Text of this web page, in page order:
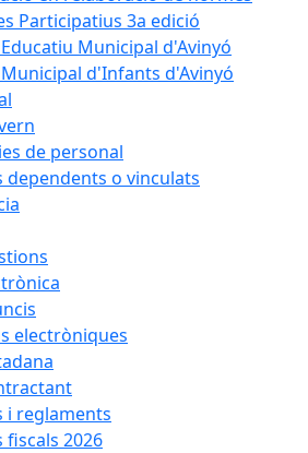
Participatius 3a edició
Municipal d'Avinyó
d'Infants d'Avinyó
de personal
dependents o vinculats
electròniques
i reglaments
fiscals 2026